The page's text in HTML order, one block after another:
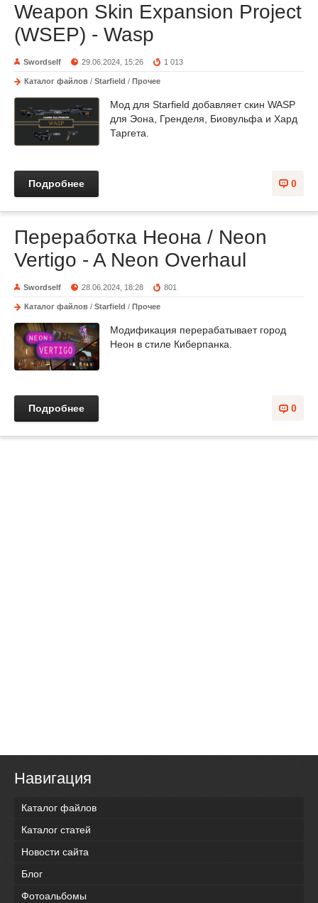
Weapon Skin Expansion Project
(WSEP) - Wasp
Swordself 29.06.2024, 15:26 1 013
Каталог файлов / Starfield / Прочее
Мод для Starfield добавляет скин WASP
для Эона, Гренделя, Биовульфа и Хард
Таргета.
0
Подробнее
Переработка Неона / Neon
Vertigo - A Neon Overhaul
Swordself 28.06.2024, 18:28 801
Каталог файлов / Starfield / Прочее
Модификация перерабатывает город
Неон в стиле Киберпанка.
0
Подробнее
Навигация
Каталог файлов
Каталог статей
Новости сайта
Блог
Фотоальбомы